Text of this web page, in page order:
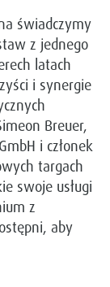
świadczymy
z jednego
latach
i synergie
Breuer,
i członek
targach
swoje usługi
z
aby